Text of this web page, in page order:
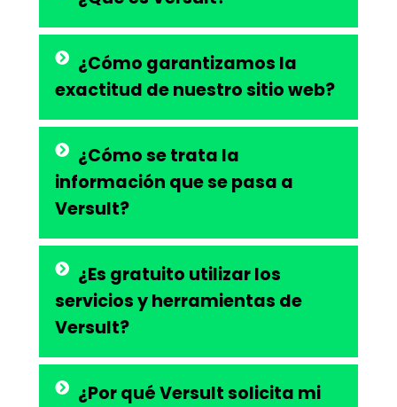
¿Cómo garantizamos la
exactitud de nuestro sitio web?
¿Cómo se trata la
información que se pasa a
Versult?
¿Es gratuito utilizar los
servicios y herramientas de
Versult?
¿Por qué Versult solicita mi